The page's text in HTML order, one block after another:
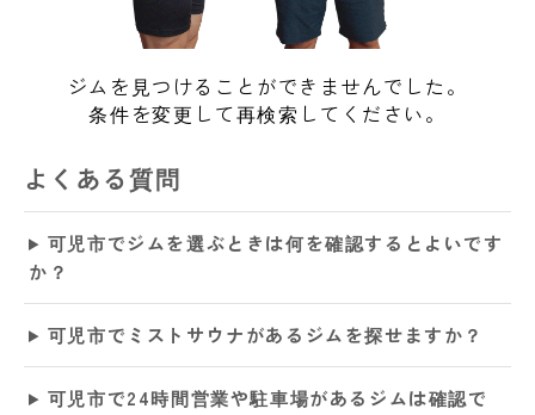
ジムを見つけることができませんでした。
条件を変更して再検索してください。
よくある質問
可児市でジムを選ぶときは何を確認するとよいです
か？
可児市でミストサウナがあるジムを探せますか？
可児市で24時間営業や駐車場があるジムは確認で